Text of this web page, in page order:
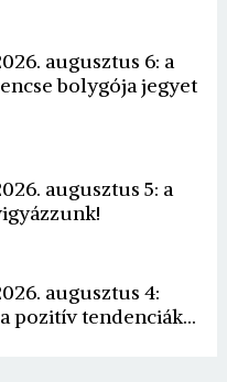
augusztus 6: a
bolygója jegyet
augusztus 5: a
augusztus 4:
pozitív tendenciák...